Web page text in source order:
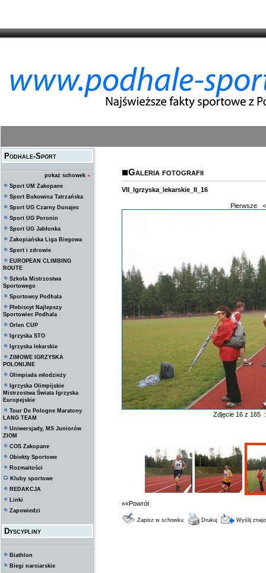
Podhale-Sport
pokaż schowek »
Sport UM Zakopane
Sport Bukowina Tatrzańska
Sport UG Czarny Dunajec
Sport UG Poronin
Sport UG Jabłonka
Zakopiańska Liga Biegowa
Sport i zdrowie
EUROPEAN CLIMBING
ROUTE
Szkoła Mistrzostwa
Sportowego
Sportowcy Podhala
Plebiscyt Najlepszy
Sportowiec Podhala
Orlen CUP
Igrzyska STO
Igrzyska lekarskie
ZIMOWE IGRZYSKA
POLONIJNE
Olimpiada młodzieży
Igrzyska Olimpijskie
Mistrzostwa Świata Igrzyska
Europejskie
Tour De Pologne Maratony
LANG TEAM
Uniwersjady, MS Juniorów
ZIOM
COS Zakopane
Obiekty Sportowe
Rozmaitości
Kluby sportowe
REDAKCJA
Linki
Zapowiedzi
Dyscypliny
Biathlon
Biegi narciarskie
Galeria fotografii
VII_Igrzyska_lekarskie_II_16
Pierwsze
Zdjęcie 16 z 165
««Powrót
Zapisz w schowku Drukuj Wyślij